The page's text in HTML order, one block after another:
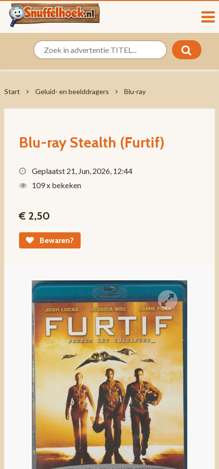
Start Geluid- en beelddragers Blu-ray
Blu-ray Stealth (Furtif)
Geplaatst 21, Jun, 2026, 12:44
109 x bekeken
€ 2,50
Bewaren?